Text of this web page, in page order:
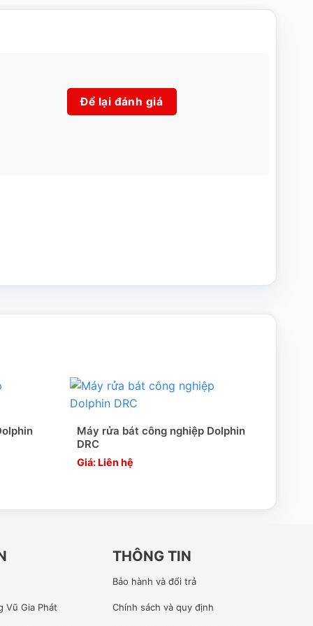
Để lại đánh giá
Máy rửa bát công nghiệp Dolphin
DRC
Giá: Liên hệ
Vũ Gia Phát
THÔNG TIN
Bảo hành và đổi trả
Chính sách và quy định